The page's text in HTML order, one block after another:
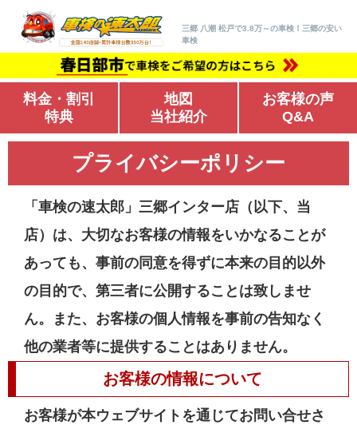
三郷 八潮 松戸で3.8万～の車検！三郷の安い
車検
料金・割引
特典
地図
当社紹介
お客様の声
Q&A
プライバシーポリシー
「車検の速太郎」三郷インター店（以下、当
店）は、大切なお客様の情報をいかなることが
あっても、事前の同意を得ずに本来の目的以外
の目的で、第三者に公開することは致しませ
ん。また、お客様の個人情報を事前の告知なく
他の業者等に提供することはありません。
お客様の情報について
お客様が本ウェブサイトを通じてお問い合せさ